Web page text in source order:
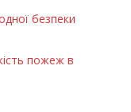
безпеки
пожеж в